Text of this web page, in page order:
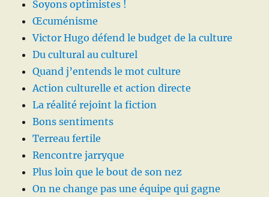
Soyons optimistes !
Œcuménisme
Victor Hugo défend le budget de la culture
Du cultural au culturel
Quand j’entends le mot culture
Action culturelle et action directe
La réalité rejoint la fiction
Bons sentiments
Terreau fertile
Rencontre jarryque
Plus loin que le bout de son nez
On ne change pas une équipe qui gagne